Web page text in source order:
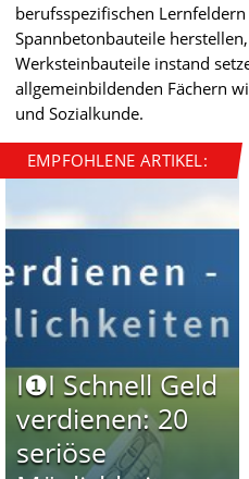
berufsspezifischen Lernfeldern
Spannbetonbauteile
Werksteinbauteile instand
allgemeinbildenden Fächern
und Sozialkunde.
EMPFOHLENE ARTIKEL:
I❶I Schnell Geld
verdienen: 20
seriöse